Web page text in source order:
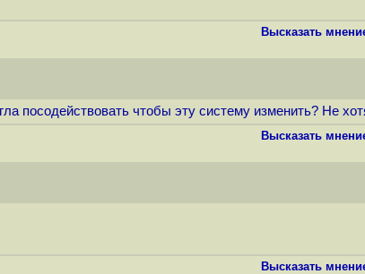
Высказать
посодействовать чтобы эту систему изменить? Не
Высказать
Высказать